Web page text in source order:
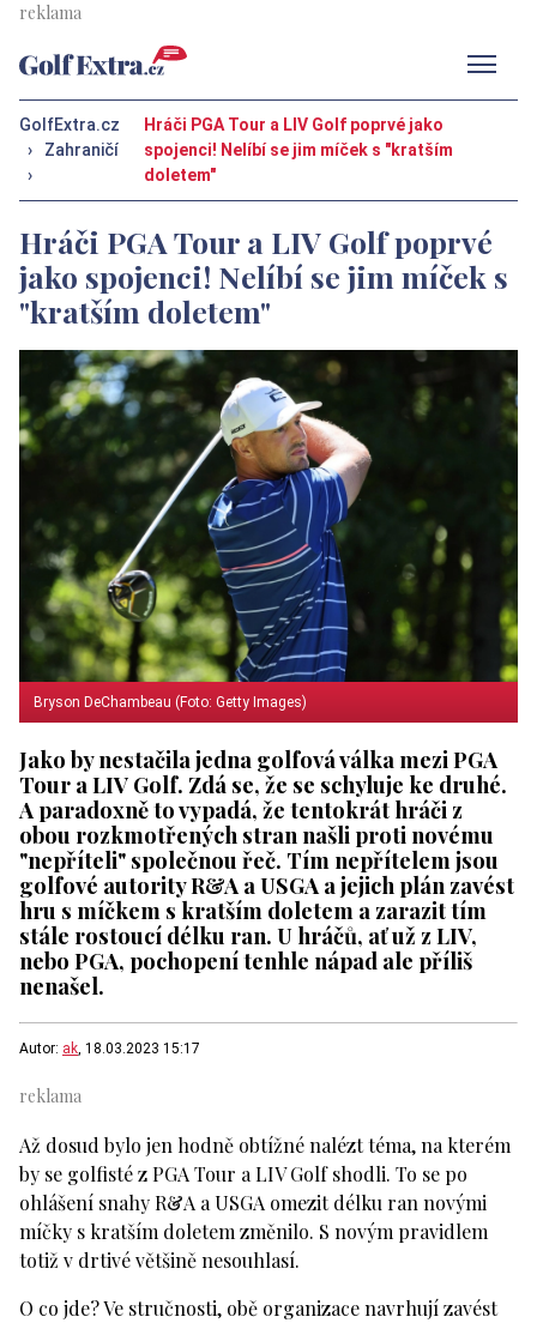
GolfExtra.cz
›
Zahraničí
›
Hráči PGA Tour a LIV Golf poprvé jako
spojenci! Nelíbí se jim míček s "kratším
doletem"
Hráči PGA Tour a LIV Golf poprvé
jako spojenci! Nelíbí se jim míček s
"kratším doletem"
Bryson DeChambeau (Foto: Getty Images)
Jako by nestačila jedna golfová válka mezi PGA
Tour a LIV Golf. Zdá se, že se schyluje ke druhé.
A paradoxně to vypadá, že tentokrát hráči z
obou rozkmotřených stran našli proti novému
"nepříteli" společnou řeč. Tím nepřítelem jsou
golfové autority R&A a USGA a jejich plán zavést
hru s míčkem s kratším doletem a zarazit tím
stále rostoucí délku ran. U hráčů, ať už z LIV,
nebo PGA, pochopení tenhle nápad ale příliš
nenašel.
Autor: ak, 18.03.2023 15:17
Až dosud bylo jen hodně obtížné nalézt téma, na kterém
by se golfisté z PGA Tour a LIV Golf shodli. To se po
ohlášení snahy R&A a USGA omezit délku ran novými
míčky s kratším doletem změnilo. S novým pravidlem
totiž v drtivé většině nesouhlasí.
O co jde? Ve stručnosti, obě organizace navrhují zavést